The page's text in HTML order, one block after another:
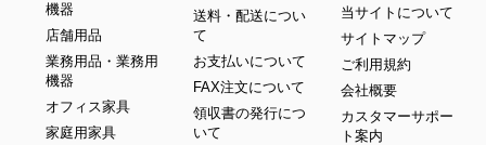
機器
店舗用品
業務用品・業務用
機器
オフィス家具
家庭用家具
送料・配送につい
て
お支払いについて
FAX注文について
領収書の発行につ
いて
当サイトについて
サイトマップ
ご利用規約
会社概要
カスタマーサポー
ト案内